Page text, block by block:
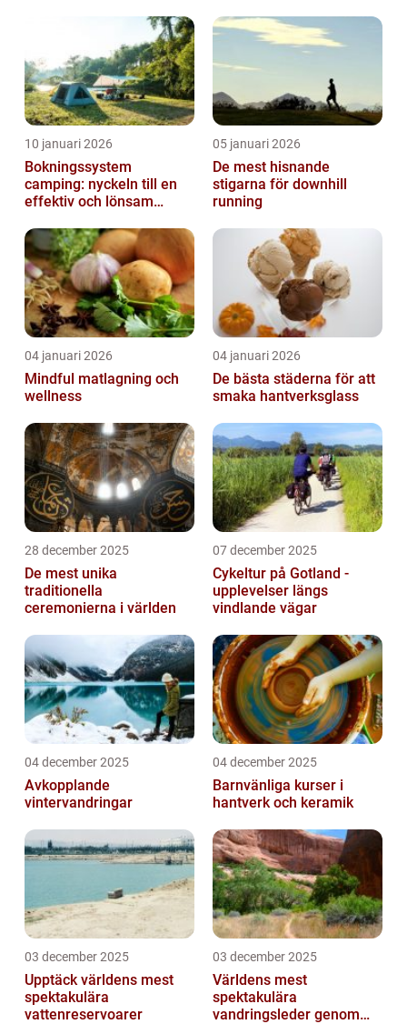
10 januari 2026
Bokningssystem
camping: nyckeln till en
effektiv och lönsam
05 januari 2026
De mest hisnande
stigarna för downhill
running
04 januari 2026
Mindful matlagning och
wellness
04 januari 2026
De bästa städerna för att
smaka hantverksglass
28 december 2025
De mest unika
traditionella
ceremonierna i världen
07 december 2025
Cykeltur på Gotland -
upplevelser längs
vindlande vägar
04 december 2025
Avkopplande
vintervandringar
04 december 2025
Barnvänliga kurser i
hantverk och keramik
03 december 2025
Upptäck världens mest
spektakulära
vattenreservoarer
03 december 2025
Världens mest
spektakulära
vandringsleder genom